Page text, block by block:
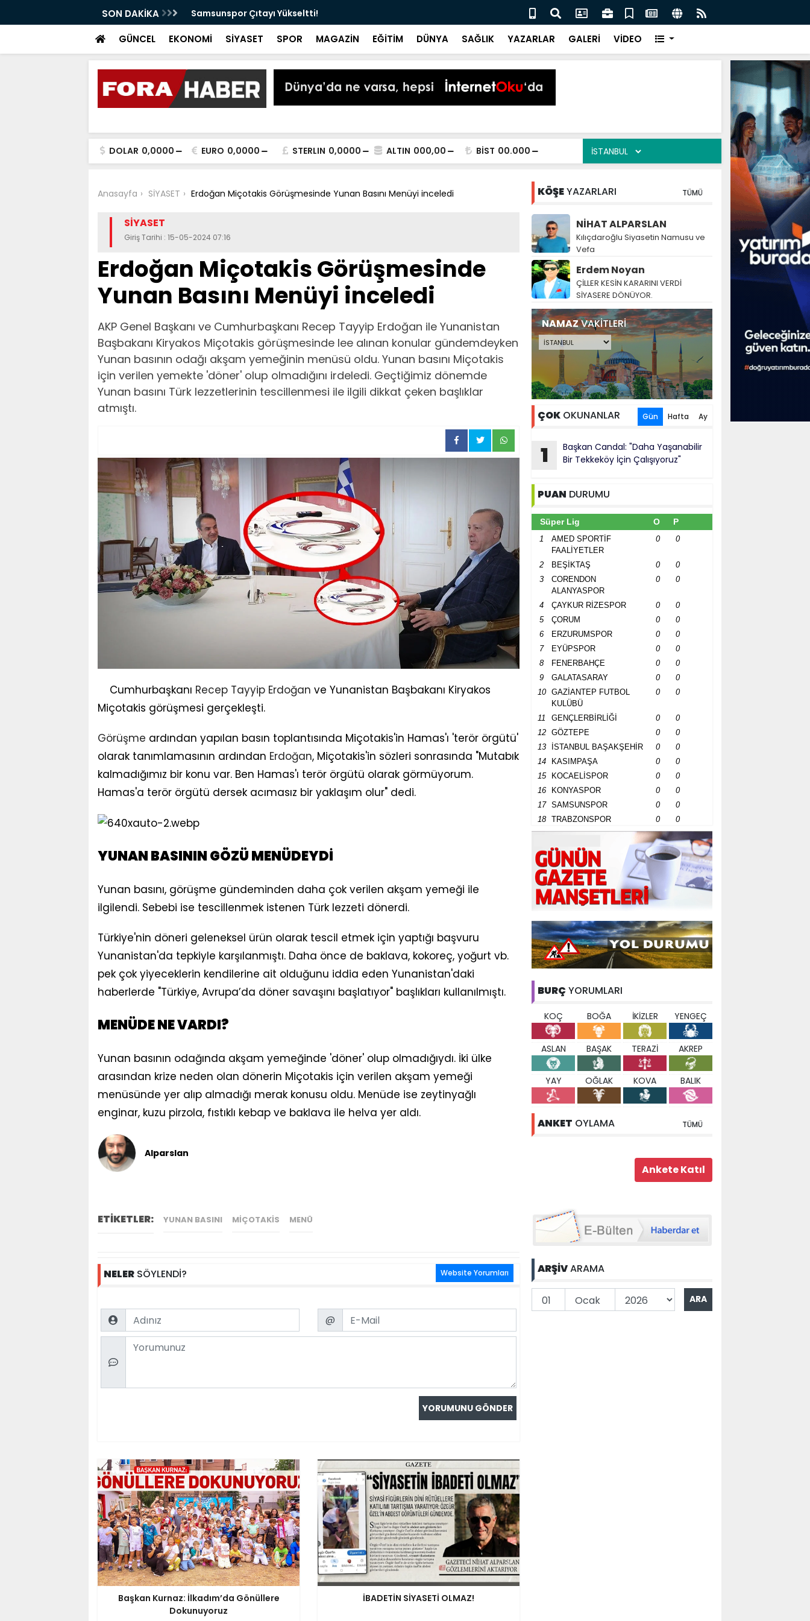
SON DAKİKA
Bir Tekkeköy İçin Çalışıyoruz" Samsunspor Çıtayı Yükseltti! Başkan Kurnaz: İlkadım’da Gönüllere Dokunuyoruz
GÜNCEL EKONOMİ SİYASET SPOR MAGAZİN EĞİTİM DÜNYA SAĞLIK YAZARLAR GALERİ VİDEO
DOLAR 0,0000 EURO 0,0000 STERLIN 0,0000 ALTIN 000,00 BİST 00.000
Anasayfa SİYASET Erdoğan Miçotakis Görüşmesinde Yunan Basını Menüyi inceledi
SİYASET
Giriş Tarihi : 15-05-2024 07:16
Erdoğan Miçotakis Görüşmesinde
Yunan Basını Menüyi inceledi
AKP Genel Başkanı ve Cumhurbaşkanı Recep Tayyip Erdoğan ile Yunanistan
Başbakanı Kiryakos Miçotakis görüşmesinde lee alınan konular gündemdeyken
Yunan basının odağı akşam yemeğinin menüsü oldu. Yunan basını Miçotakis
için verilen yemekte 'döner' olup olmadığını irdeledi. Geçtiğimiz dönemde
Yunan basını Türk lezzetlerinin tescillenmesi ile ilgili dikkat çeken başlıklar
atmıştı.
Cumhurbaşkanı Recep Tayyip Erdoğan ve Yunanistan Başbakanı Kiryakos
Miçotakis görüşmesi gerçekleşti.
Görüşme ardından yapılan basın toplantısında Miçotakis'in Hamas'ı 'terör örgütü'
olarak tanımlamasının ardından Erdoğan, Miçotakis'in sözleri sonrasında "Mutabık
kalmadığımız bir konu var. Ben Hamas'ı terör örgütü olarak görmüyorum.
Hamas'a terör örgütü dersek acımasız bir yaklaşım olur" dedi.
YUNAN BASININ GÖZÜ MENÜDEYDİ
Yunan basını, görüşme gündeminden daha çok verilen akşam yemeği ile
ilgilendi. Sebebi ise tescillenmek istenen Türk lezzeti dönerdi.
Türkiye'nin döneri geleneksel ürün olarak tescil etmek için yaptığı başvuru
Yunanistan'da tepkiyle karşılanmıştı. Daha önce de baklava, kokoreç, yoğurt vb.
pek çok yiyeceklerin kendilerine ait olduğunu iddia eden Yunanistan'daki
haberlerde "Türkiye, Avrupa’da döner savaşını başlatıyor" başlıkları kullanılmıştı.
MENÜDE NE VARDI?
Yunan basının odağında akşam yemeğinde 'döner' olup olmadığıydı. İki ülke
arasından krize neden olan dönerin Miçotakis için verilen akşam yemeği
menüsünde yer alıp almadığı merak konusu oldu. Menüde ise zeytinyağlı
enginar, kuzu pirzola, fıstıklı kebap ve baklava ile helva yer aldı.
Alparslan
ETİKETLER: YUNAN BASINI MIÇOTAKIS MENÜ
NELER SÖYLENDİ? Website Yorumları
Name Email
@
Comment
Başkan Kurnaz: İlkadım’da Gönüllere
Dokunuyoruz
İBADETİN SİYASETİ OLMAZ!
KÖŞEYAZARLARI TÜMÜ
NİHAT ALPARSLAN
Kılıçdaroğlu Siyasetin Namusu ve
Vefa
Erdem Noyan
ÇİLLER KESİN KARARINI VERDİ
SİYASERE DÖNÜYOR.
NAMAZVAKİTLERİ
ÇOK OKUNANLAR Gün Hafta Ay
1
Başkan Candal: "Daha Yaşanabilir
Bir Tekkeköy İçin Çalışıyoruz"
PUAN DURUMU
Süper Lig O P
1
AMED SPORTİF
FAALİYETLER
0 0
2 BEŞİKTAŞ 0
0
3
CORENDON
ALANYASPOR
0 0
4 ÇAYKUR RİZESPOR 0
0
5
ÇORUM 0
0
6
ERZURUMSPOR 0
0
7
EYÜPSPOR 0
0
8
FENERBAHÇE 0
0
9
GALATASARAY 0
0
10
GAZİANTEP FUTBOL
KULÜBÜ
0 0
11 GENÇLERBİRLİĞİ 0
0
12
GÖZTEPE 0
0
13
İSTANBUL BAŞAKŞEHİR 0
0
14
KASIMPAŞA 0
0
15
KOCAELİSPOR 0
0
16
KONYASPOR 0
0
17
SAMSUNSPOR 0
0
18
TRABZONSPOR 0 0
BURÇ YORUMLARI
KOÇ BOĞA İKİZLER YENGEÇ
ASLAN BAŞAK TERAZİ AKREP
YAY OĞLAK KOVA BALIK
ANKET OYLAMA TÜMÜ
ARŞİVARAMA